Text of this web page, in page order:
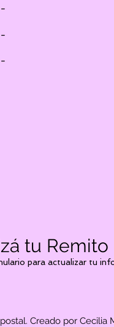
-
-
-
tu Remito
para actualizar tu
Creado por Cecilia